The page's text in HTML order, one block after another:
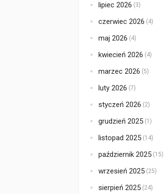
lipiec 2026 (3)
czerwiec 2026 (4)
maj 2026 (4)
kwiecień 2026 (4)
marzec 2026 (5)
luty 2026 (7)
styczeń 2026 (2)
grudzień 2025 (1)
listopad 2025 (14)
październik 2025 (15)
wrzesień 2025 (25)
sierpień 2025 (24)